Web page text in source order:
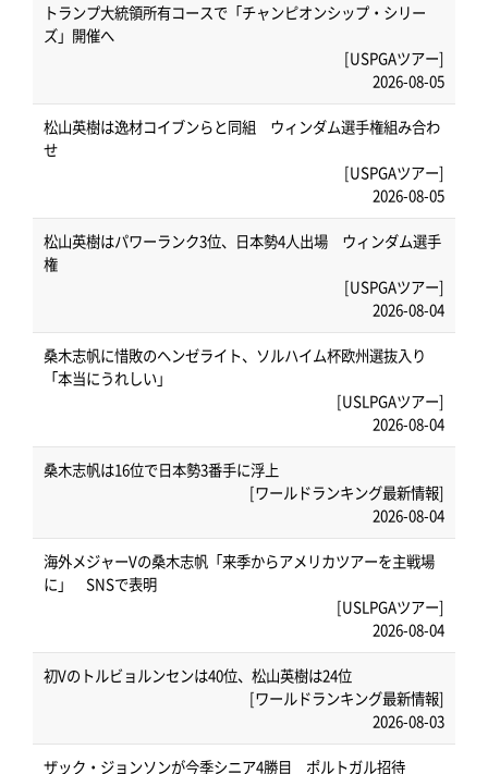
トランプ大統領所有コースで「チャンピオンシップ・シリー
ズ」開催へ
[USPGAツアー]
2026-08-05
松山英樹は逸材コイブンらと同組 ウィンダム選手権組み合わ
せ
[USPGAツアー]
2026-08-05
松山英樹はパワーランク3位、日本勢4人出場 ウィンダム選手
権
[USPGAツアー]
2026-08-04
桑木志帆に惜敗のヘンゼライト、ソルハイム杯欧州選抜入り
「本当にうれしい」
[USLPGAツアー]
2026-08-04
桑木志帆は16位で日本勢3番手に浮上
[ワールドランキング最新情報]
2026-08-04
海外メジャーVの桑木志帆「来季からアメリカツアーを主戦場
に」 SNSで表明
[USLPGAツアー]
2026-08-04
初Vのトルビョルンセンは40位、松山英樹は24位
[ワールドランキング最新情報]
2026-08-03
ザック・ジョンソンが今季シニア4勝目 ポルトガル招待